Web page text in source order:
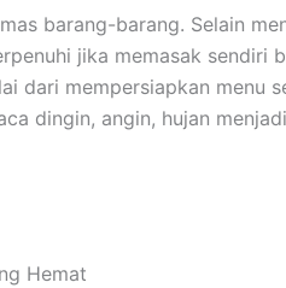
barang-barang. Selain
jika memasak sendiri
dari mempersiapkan menu
dingin, angin, hujan
Hemat